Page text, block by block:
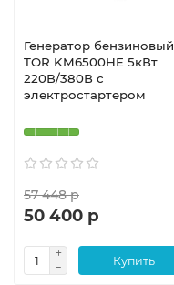
Генератор бензиновый
TOR KM6500HE 5кВт
220В/380В с
электростартером
57 448 р
50 400 р
Купить